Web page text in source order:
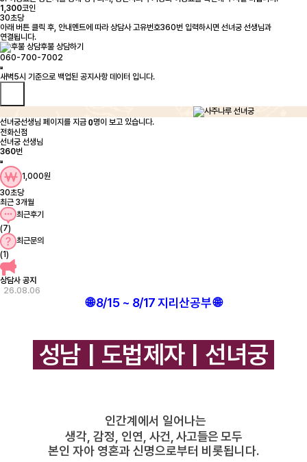
1,300코인
30초당
아래 버튼 클릭 후, 안내멘트에 따라 상담사 고유번호360번 입력하시면 선녀궁 선생님과
연결됩니다.
후불 상담하기
060-700-7002
선녀궁선생님 페이지를 지금 0명이 보고 있습니다.
전화신점
선녀궁 선생님
360번
1,000원
30초당
최근 3개월
최근후기
(7)
최근문의
(1)
상담사 공지
26.08.06
🌐 8/15 ~ 8/17 지리산공부 🌐
성남 | 도법제자 | 선녀궁
인간계에서 일어나는
생각, 감정, 인연, 사건, 사고들은 모두
본인 자아 영혼과 신명으로부터 비롯됩니다.